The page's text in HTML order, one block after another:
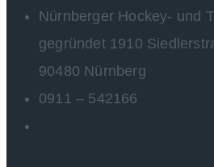
Nürnberger Hockey- und
gegründet 1910
90480 Nürnberg
0911 – 542166